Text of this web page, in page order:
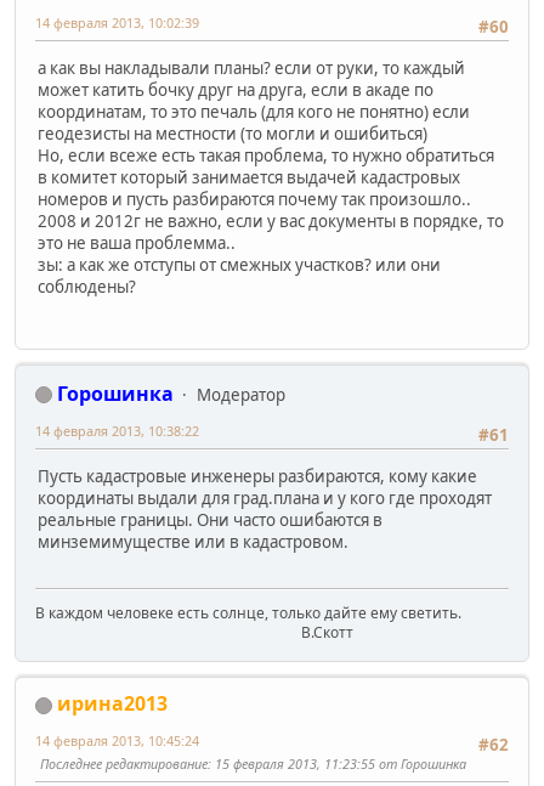
#60
14 февраля 2013, 10:02:39
а как вы накладывали планы? если от руки, то каждый
может катить бочку друг на друга, если в акаде по
координатам, то это печаль (для кого не понятно) если
геодезисты на местности (то могли и ошибиться)
Но, если всеже есть такая проблема, то нужно обратиться
в комитет который занимается выдачей кадастровых
номеров и пусть разбираются почему так произошло..
2008 и 2012г не важно, если у вас документы в порядке, то
это не ваша проблемма..
зы: а как же отступы от смежных участков? или они
соблюдены?
Горошинка
Модератор
#61
14 февраля 2013, 10:38:22
Пусть кадастровые инженеры разбираются, кому какие
координаты выдали для град.плана и у кого где проходят
реальные границы. Они часто ошибаются в
минземимуществе или в кадастровом.
В каждом человеке есть солнце, только дайте ему светить.
В.Скотт
ирина2013
#62
14 февраля 2013, 10:45:24
Последнее редактирование: 15 февраля 2013, 11:23:55 от Горошинка